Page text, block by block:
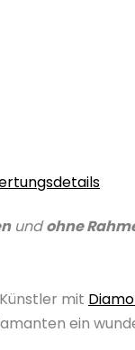
undohne
mit
ein